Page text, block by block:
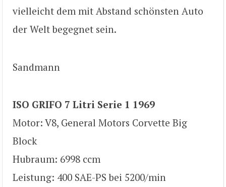
vielleicht dem mit Abstand schönsten Auto
der Welt begegnet sein.
Sandmann
ISO GRIFO 7 Litri Serie 1 1969
Motor: V8, General Motors Corvette Big
Block
Hubraum: 6998 ccm
Leistung: 400 SAE-PS bei 5200/min